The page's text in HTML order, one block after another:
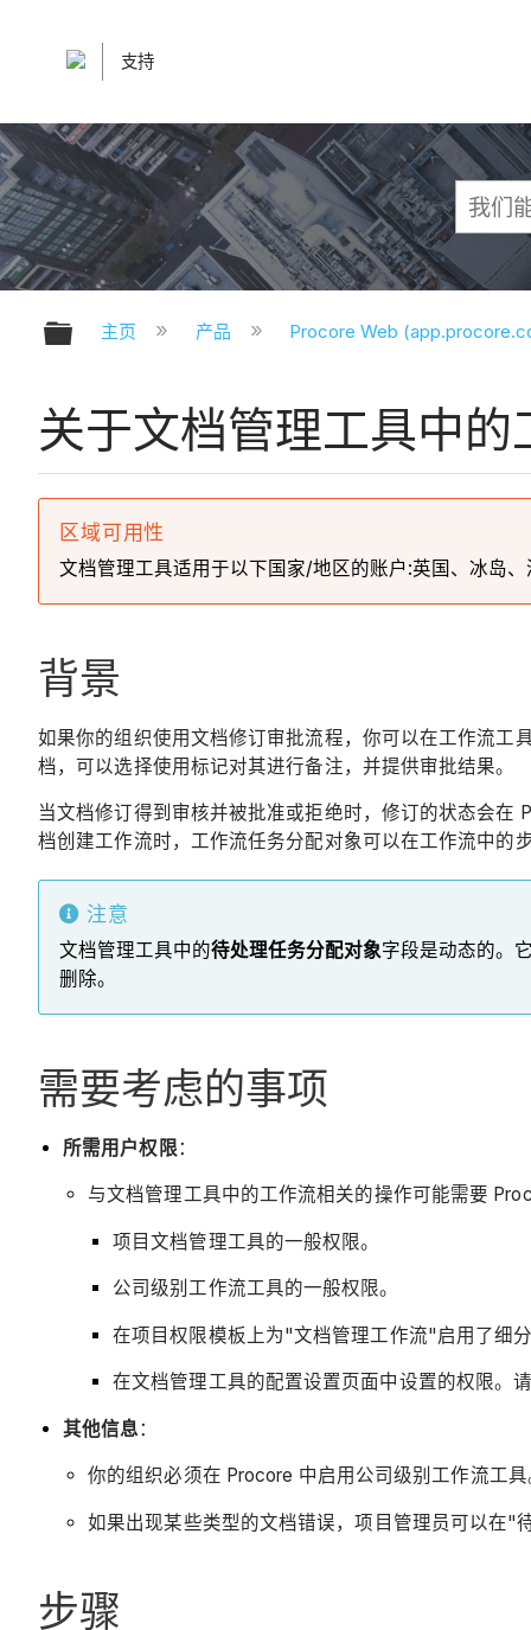
支持
扩展/隐缩全局层次
主页 产品 Procore Web
关于文档管理工具中的
区域可用性
文档管理工具适用于以下国家/地区的账户:英国、冰岛
背景
如果你的组织使用文档修订审批流程，你可以在工作流工
档，可以选择使用标记对其进行备注，并提供审批结果。
当文档修订得到审核并被批准或拒绝时，修订的状态会在
档创建工作流时，工作流任务分配对象可以在工作流中的
注意
文档管理工具中的待处理任务分配对象字段是动态的。
删除。
需要考虑的事项
所需用户权限：
与文档管理工具中的工作流相关的操作可能需要
项目文档管理工具的一般权限。
公司级别工作流工具的一般权限。
在项目权限模板上为"文档管理工作流"启用了细
在文档管理工具的配置设置页面中设置的权限。
其他信息：
你的组织必须在 Procore 中启用公司级别工作流工
如果出现某些类型的文档错误，项目管理员可以在"
步骤